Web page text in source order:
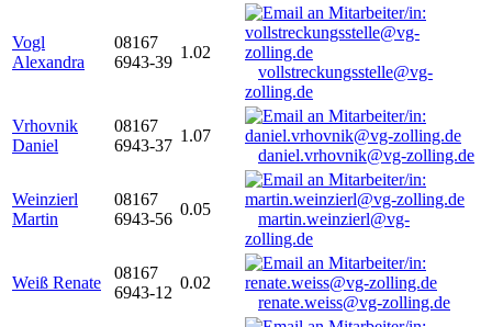
Vogl
Alexandra
08167
6943-39
1.02
vollstreckungsstelle@vg-
zolling.de
Vrhovnik
Daniel
08167
6943-37
1.07
daniel.vrhovnik@vg-zolling.de
Weinzierl
Martin
08167
6943-56
0.05
martin.weinzierl@vg-
zolling.de
Weiß Renate
08167
6943-12
0.02
renate.weiss@vg-zolling.de